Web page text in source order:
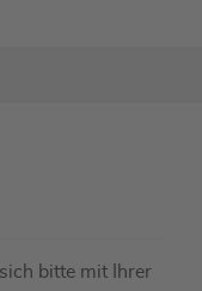
bitte mit Ihrer